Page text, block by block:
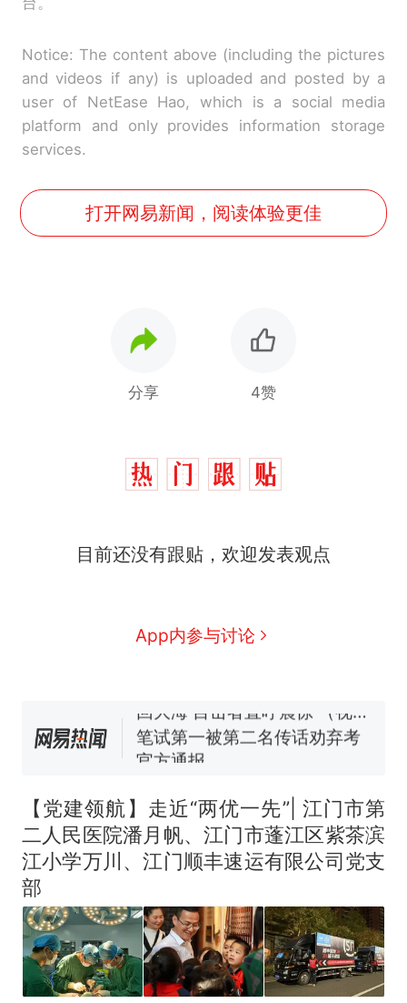
Notice: The content above (including the pictures
and videos if any) is uploaded and posted by a
user of NetEase Hao, which is a social media
platform and only provides information storage
services.
打开网易新闻，阅读体验更佳
分享 4赞
目前还没有跟贴，欢迎发表观点
App内参与讨论
热
“不想干了特提出辞职”，疑
任院长一职，不清楚辞职信来
号，仅凭视频评出？中国烹饪
140多朵
美国一场追捕行动中，一男子
在车辆行驶中爬上车顶跳舞。
来源：参考消息）
笔试第一被第二名传话劝弃考
官方通报
似南京大学数院院长辞职信流
传，院方回应：喻良教授已卸
任院长一职，不清楚辞职信来
源；曾用手绘图做头像
【党建领航】走近“两优一先”| 江门市第
二人民医院潘月帆、江门市蓬江区紫茶滨
江小学万川、江门顺丰速运有限公司党支
部